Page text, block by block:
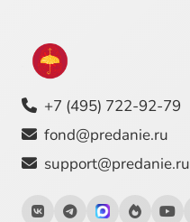
+7 (495) 722-92-79
fond@predanie.ru
support@predanie.ru